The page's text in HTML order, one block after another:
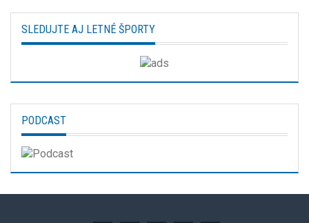
SLEDUJTE AJ LETNÉ ŠPORTY
PODCAST